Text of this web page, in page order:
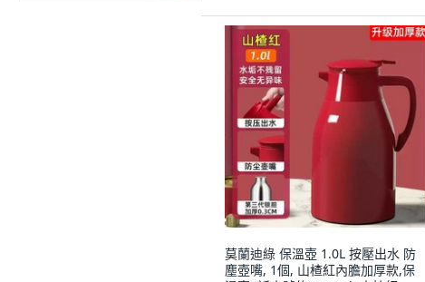
莫蘭迪綠 保溫壺 1.0L 按壓出水 防
塵壺嘴, 1個, 山楂紅內膽加厚款,保